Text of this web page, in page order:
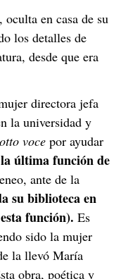
en casa de su
los detalles de
desde que era
directora jefa
la universidad y
voce por ayudar
última función de
ante de la
su biblioteca en
función). Es
sido la mujer
la llevó María
obra, poética y